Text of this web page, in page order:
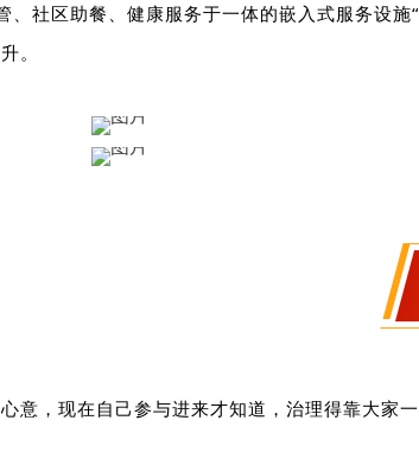
、社区助餐、健康服务于一体的嵌入式服务设施
。
意，现在自己参与进来才知道，治理得靠大家